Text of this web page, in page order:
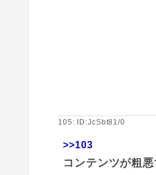
105: ID:JcSbt81/0
>>103
コンテンツが粗